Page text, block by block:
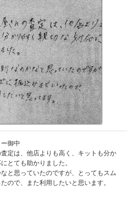
御中
定は、他店よりも高く、キットも分か
とても助かりました。
と思っていたのですが、とってもスム
ので、また利用したいと思います。